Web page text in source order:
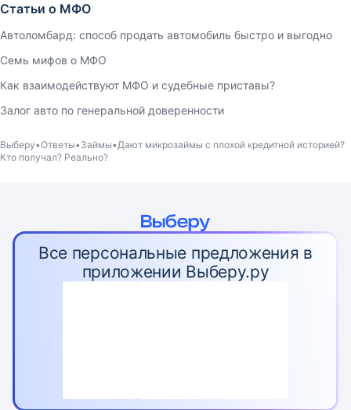
Статьи о МФО
Автоломбард: способ продать автомобиль быстро и выгодно
Семь мифов о МФО
Как взаимодействуют МФО и судебные приставы?
Залог авто по генеральной доверенности
Выберу Ответы Займы Дают микрозаймы с плохой кредитной историей?
Кто получал? Реально?
Все персональные предложения в
приложении Выберу.ру